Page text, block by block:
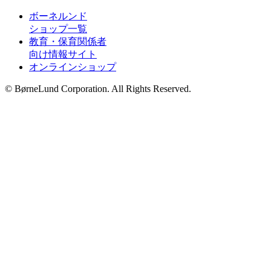
ボーネルンド
ショップ一覧
教育・保育関係者
向け情報サイト
オンラインショップ
© BørneLund Corporation. All Rights Reserved.